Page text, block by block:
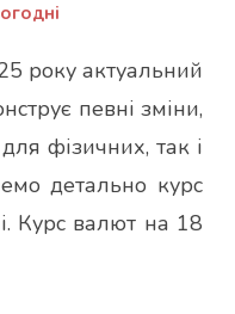
року актуальний
певні зміни,
фізичних, так і
детально курс
Курс валют на 18